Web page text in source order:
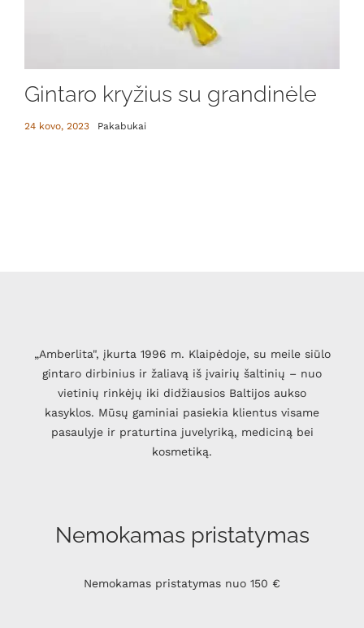
Gintaro kryžius su grandinėle
24 kovo, 2023 Pakabukai
„Amberlita", įkurta 1996 m. Klaipėdoje, su meile siūlo
gintaro dirbinius ir žaliavą iš įvairių šaltinių – nuo
vietinių rinkėjų iki didžiausios Baltijos aukso
kasyklos. Mūsų gaminiai pasiekia klientus visame
pasaulyje ir praturtina juvelyriką, mediciną bei
kosmetiką.
Nemokamas pristatymas
Nemokamas pristatymas nuo 150 €